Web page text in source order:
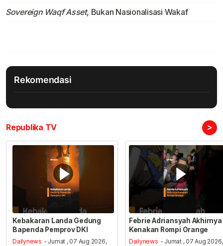
Sovereign Waqf Asset, Bukan Nasionalisasi Wakaf
Rekomendasi
Republika TV >
Kebakaran Landa Gedung
Bapenda Pemprov DKI
Dailynews - Jumat , 07 Aug 2026,
Febrie Adriansyah Akhirnya
Kenakan Rompi Orange
Dailynews - Jumat , 07 Aug 2026,